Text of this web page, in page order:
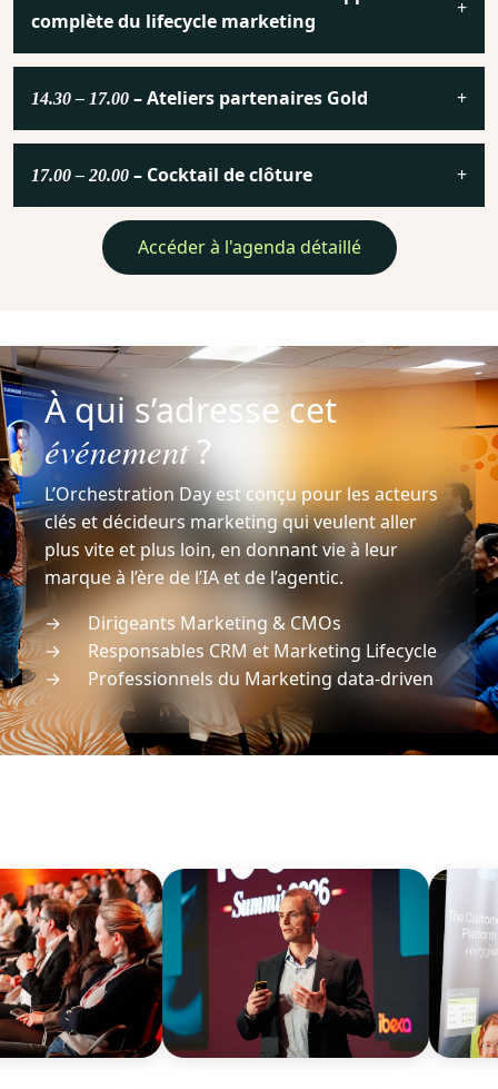
complète du lifecycle marketing
14.30 – 17.00 – Ateliers partenaires Gold
17.00 – 20.00 – Cocktail de clôture
Accéder à l'agenda détaillé
À qui s’adresse cet
événement?
L’Orchestration Day est conçu pour les acteurs
clés et décideurs marketing qui veulent aller
plus vite et plus loin, en donnant vie à leur
marque à l’ère de l’IA et de l’agentic.
→ Dirigeants Marketing & CMOs
→ Responsables CRM et Marketing Lifecycle
→ Professionnels du Marketing data-driven